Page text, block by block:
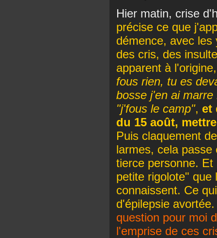
Hier matin, crise
précise ce que
démence, avec
des cris, des
apparent à
fous rien, tu es
bosse j'en ai
"j'fous le camp", et
du 15 août,
Puis claquement
larmes, cela passe
tierce personne.
petite rigolote" que
connaissent. Ce
d'épilepsie
question pour moi
l'emprise de ces